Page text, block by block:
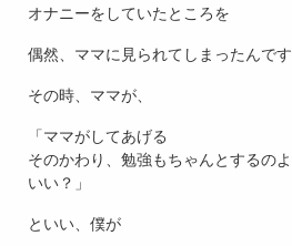
オナニーをしていたところを
偶然、ママに見られてしまったんです
その時、ママが、
「ママがしてあげる
そのかわり、勉強もちゃんとするのよ
いい？」
といい、僕が